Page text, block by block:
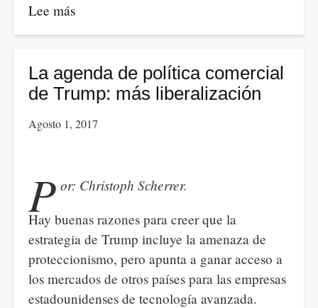
Lee más
La
extranjera:
el
peor
negocio
el
negocio
de
las
multinacionales
La agenda de política comercial
de Trump: más liberalización
Agosto 1, 2017
P or: Christoph Scherrer.
Hay buenas razones para creer que la
estrategia de Trump incluye la amenaza de
proteccionismo, pero apunta a ganar acceso a
los mercados de otros países para las empresas
estadounidenses de tecnología avanzada.